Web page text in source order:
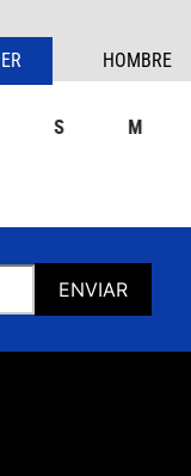
HOMBRE
S M
ENVIAR